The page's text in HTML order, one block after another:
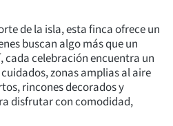
de la isla, esta finca ofrece un
buscan algo más que un
cada celebración encuentra un
zonas amplias al aire
rincones decorados y
disfrutar con comodidad,